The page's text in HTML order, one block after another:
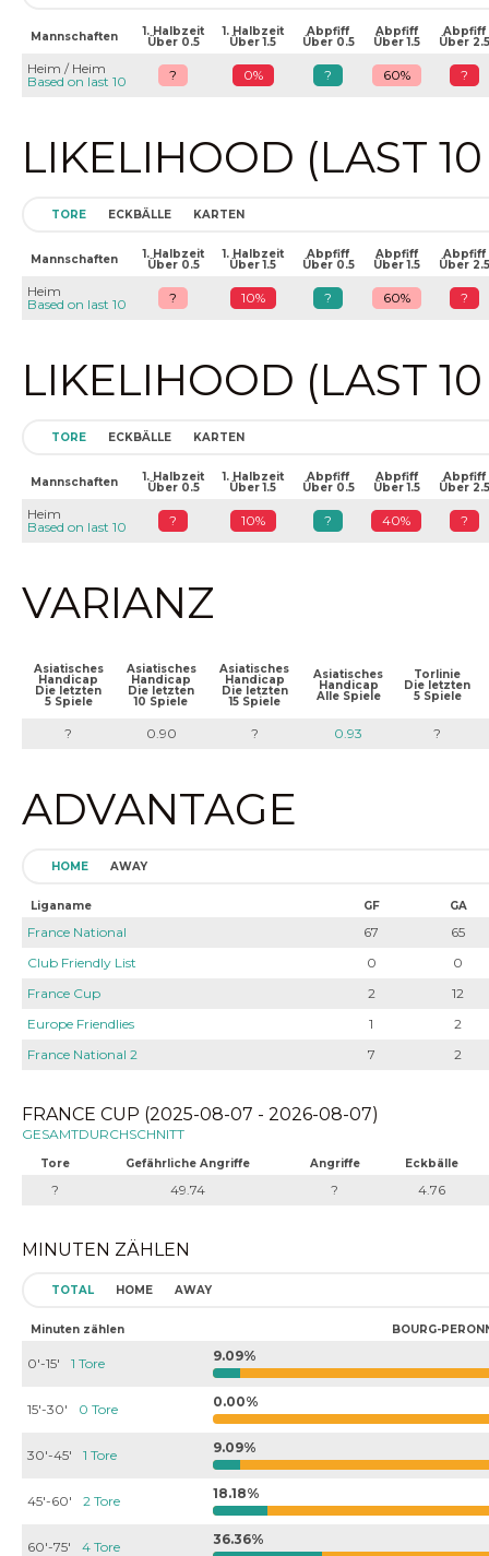
Mannschaften 1. Halbzeit
Über 0.5
1. Halbzeit
Über 1.5
Abpfiff
Über 0.5
Abpfiff
Über 1.5
Abpfiff
Über 2.5
Heim / Heim
Based on last 10
? 0% ? 60% ?
LIKELIHOOD (LAST
TORE ECKBÄLLE KARTEN
Mannschaften 1. Halbzeit
Über 0.5
1. Halbzeit
Über 1.5
Abpfiff
Über 0.5
Abpfiff
Über 1.5
Abpfiff
Über 2.5
Heim
Based on last 10
? 10% ? 60% ?
LIKELIHOOD (LAST
TORE ECKBÄLLE KARTEN
Mannschaften 1. Halbzeit
Über 0.5
1. Halbzeit
Über 1.5
Abpfiff
Über 0.5
Abpfiff
Über 1.5
Abpfiff
Über 2.5
Heim
Based on last 10
? 10% ? 40% ?
VARIANZ
Asiatisches
Handicap
Die letzten
5 Spiele
Asiatisches
Handicap
Die letzten
10 Spiele
Asiatisches
Handicap
Die letzten
15 Spiele
Asiatisches
Handicap
Alle Spiele
Torlinie
Die letzten
5 Spiele
? 0.90 ? 0.93 ?
ADVANTAGE
HOME AWAY
Liganame GF GA
France National 67
65
Club Friendly List
0
0
France Cup
2
12
Europe Friendlies
1
2
France National 2
7 2
FRANCE CUP (2025-08-07 - 2026-08-07)
GESAMTDURCHSCHNITT
Tore Gefährliche Angriffe Angriffe Eckbälle
? 49.74 ? 4.76
MINUTEN ZÄHLEN
TOTAL HOME AWAY
Minuten zählen BOURG-
0'-15' 1 Tore 9.09%
15'-30' 0 Tore 0.00%
30'-45' 1 Tore 9.09%
45'-60' 2 Tore 18.18%
60'-75' 4 Tore 36.36%